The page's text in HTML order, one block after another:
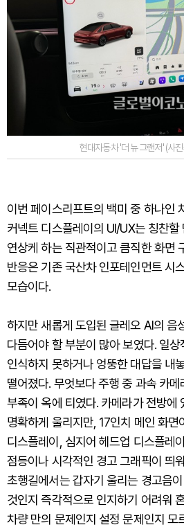
현대자동차 '더 뉴 그랜저' (사
이번 페이스리프트의 백미 중 하나인
커넥트 디스플레이의 UI/UX는 칭찬할
연상케 하는 직관적이고 큼직한 화면
반응은 기존 국산차 인포테인먼트 시
모습이다.
하지만 새롭게 도입된 글레오 AI의 음
다듬어야 할 부분이 많아 보였다. 일
인식하지 못하거나 엉뚱한 대답을 내
떨어졌다. 무엇보다 주행 중 과속 카
부족이 옥에 티였다. 카메라가 전방에
명확하게 울리지만, 17인치 메인 화면
디스플레이, 심지어 헤드업 디스플레
점등이나 시각적인 경고 그래픽이 띄
초행길에서는 갑자기 울리는 경고음
것인지 즉각적으로 인지하기 어려워
차량 만의 문제인지 설정 문제인지 모